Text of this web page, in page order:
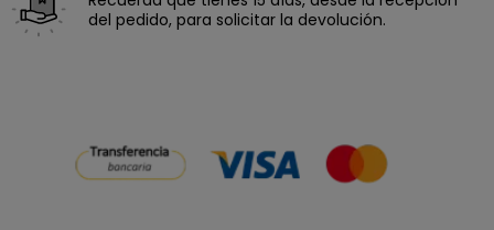
del pedido, para solicitar la devolución.